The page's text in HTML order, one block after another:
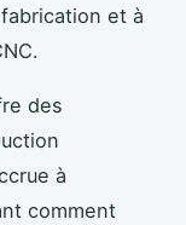
et à
des
à
comment